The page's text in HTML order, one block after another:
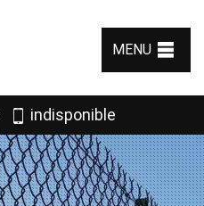
MENU
indisponible